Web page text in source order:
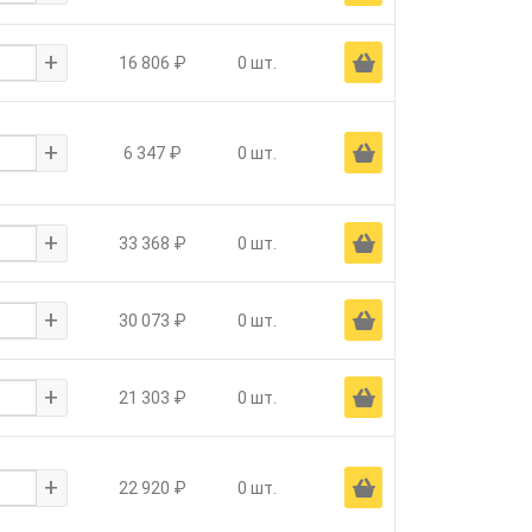
+ 16 806 ₽ 0 шт. Ä
+ 6 347 ₽ 0 шт. Ä
+ 33 368 ₽ 0 шт. Ä
+ 30 073 ₽ 0 шт. Ä
+ 21 303 ₽ 0 шт. Ä
+ 22 920 ₽ 0 шт. Ä